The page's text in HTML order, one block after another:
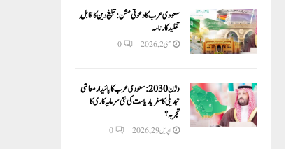
سعودی عرب کا دعوتی مشن: تبلیغ دین کا قابلِ
تقلید کارنامہ
مئی 2, 2026 0
وژن 2030:سعودی عرب کا پائیدار معاشی
تبدیلی کا سفر یا ریاست کی نئی سرمایہ کاری کا
تجربہ؟
اپریل 29, 2026 0